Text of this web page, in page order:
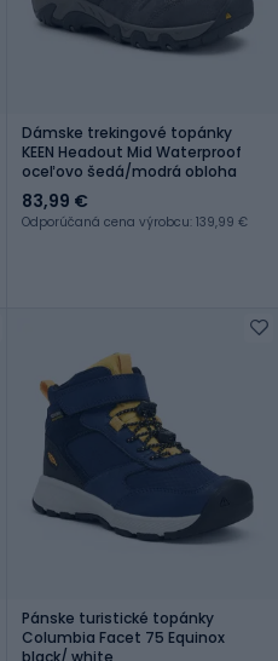
Dámske trekingové topánky
KEEN Headout Mid Waterproof
oceľovo šedá/modrá obloha
83,99 €
Odporúčaná cena výrobcu: 139,99 €
Pánske turistické topánky
Columbia Facet 75 Equinox
black/ white